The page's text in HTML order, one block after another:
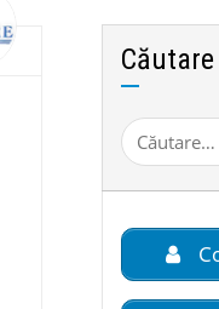
Căutare
Caută
după: